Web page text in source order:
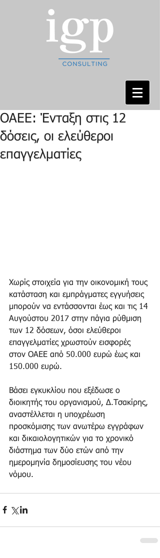
ΟΑΕΕ: Ένταξη στις 12
δόσεις, οι ελεύθεροι
επαγγελματίες
Χωρίς στοιχεία για την οικονομική τους
κατάσταση και εμπράγματες εγγυήσεις
μπορούν να εντάσσονται έως και τις 14
Αυγούστου 2017 στην πάγια ρύθμιση
των 12 δόσεων, όσοι ελεύθεροι
επαγγελματίες χρωστούν εισφορές
στον ΟΑΕΕ από 50.000 ευρώ έως και
150.000 ευρώ.
Βάσει εγκυκλίου που εξέδωσε ο
διοικητής του οργανισμού, Δ.Τσακίρης,
αναστέλλεται η υποχρέωση
προσκόμισης των ανωτέρω εγγράφων
και δικαιολογητικών για το χρονικό
διάστημα των δύο ετών από την
ημερομηνία δημοσίευσης του νέου
νόμου.